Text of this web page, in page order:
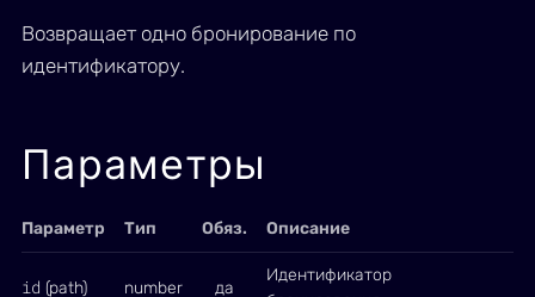
Возвращает одно бронирование по
идентификатору.
Параметры
Параметр Тип Обяз. Описание
id (path) number да
Идентификатор